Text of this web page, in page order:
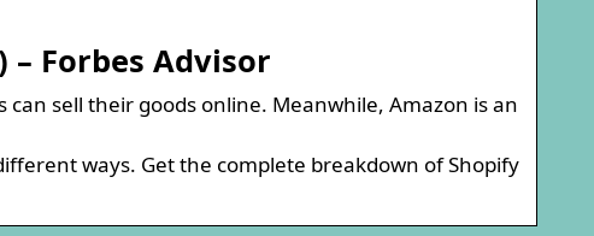
– Forbes Advisor
sell their goods online. Meanwhile, Amazon is an
ways. Get the complete breakdown of Shopify